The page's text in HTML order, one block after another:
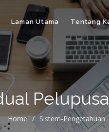
Laman Utama Tentang
Home / Sistem-Pengetahuan